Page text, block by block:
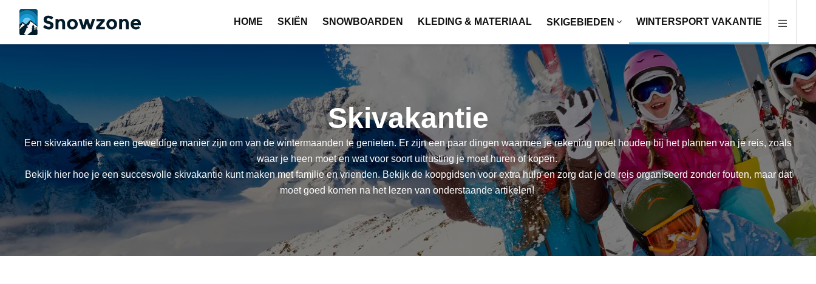
HOME SKIËN SNOWBOARDEN KLEDING & MATERIAAL SKIGEBIEDEN WINTERSPORT VAKANTIE
Skivakantie
Een skivakantie kan een geweldige manier zijn om van de wintermaanden te genieten. Er zijn een paar dingen waarmee je rekening moet houden bij het plannen van je reis, zoals
waar je heen moet en wat voor soort uitrusting je moet huren of kopen.
Bekijk hier hoe je een succesvolle skivakantie kunt maken met familie en vrienden. Bekijk de koopgidsen voor extra hulp en zorg dat je de reis organiseerd zonder fouten, maar dat
moet goed komen na het lezen van onderstaande artikelen!